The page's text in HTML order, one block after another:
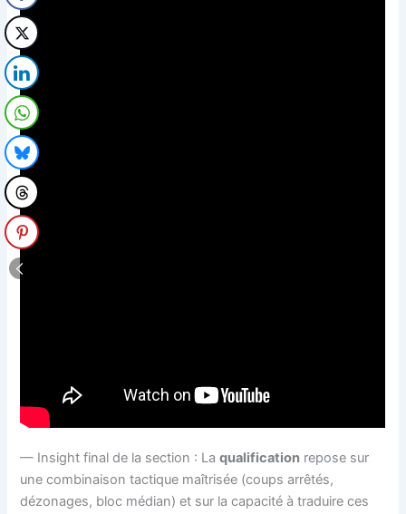
— Insight final de la section : Laqualification repose sur
une combinaison tactique maîtrisée (coups arrêtés,
dézonages, bloc médian) et sur la capacité à traduire ces